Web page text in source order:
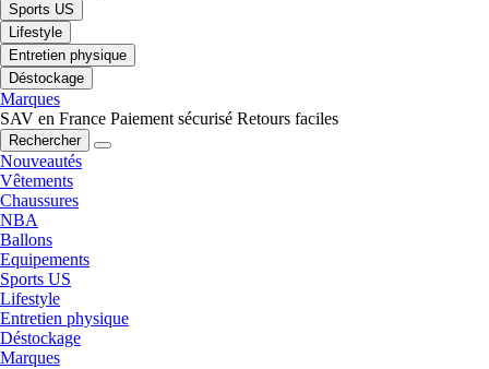
Sports US
Lifestyle
Entretien physique
Déstockage
Marques
SAV en France Paiement sécurisé Retours faciles
Rechercher
Nouveautés
Vêtements
Chaussures
NBA
Ballons
Equipements
Sports US
Lifestyle
Entretien physique
Déstockage
Marques